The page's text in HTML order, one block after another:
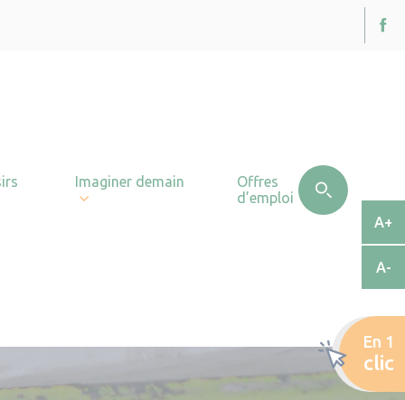
Imaginer demain
Offres
d’emploi
A+
A-
En 1
clic